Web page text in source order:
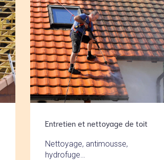
Entretien et nettoyage de toit
Nettoyage, antimousse,
hydrofuge…